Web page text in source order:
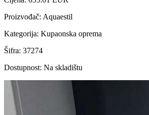
Proizvođač: Aquaestil
Kategorija: Kupaonska oprema
Šifra: 37274
Dostupnost: Na skladištu